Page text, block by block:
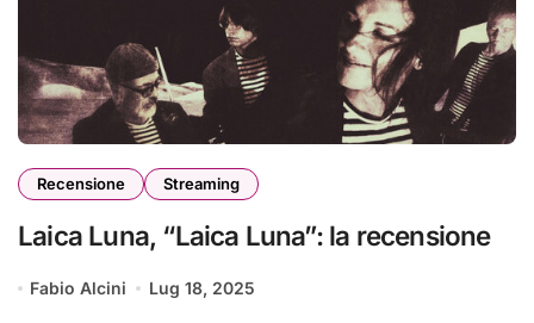
Recensione Streaming
Laica Luna, “Laica Luna”: la recensione
Fabio Alcini Lug 18, 2025